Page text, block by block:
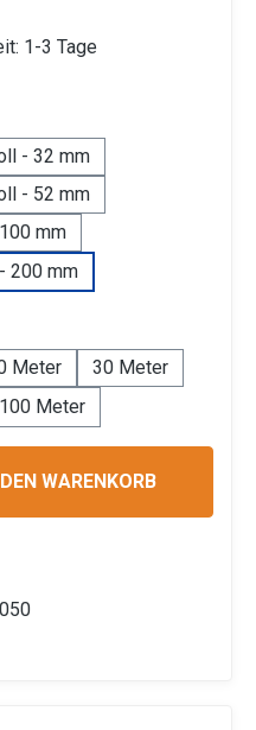
1-3 Tage
- 32 mm
- 52 mm
mm
200 mm
Meter
30 Meter
100 Meter
gewünschten
WARENKORB